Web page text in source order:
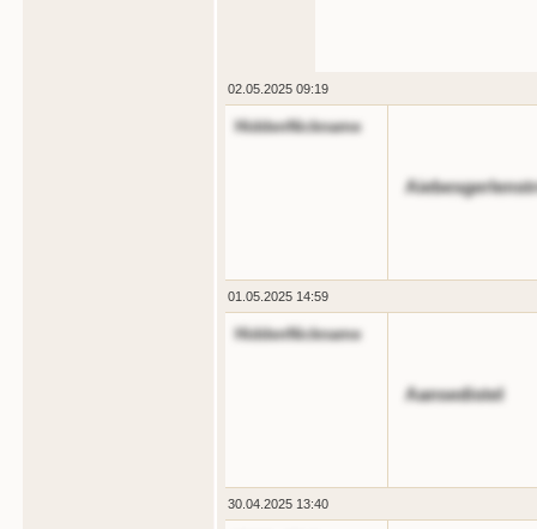
02.05.2025 09:19
HiddenNickname
01.05.2025 14:59
HiddenNickname
Aansedistel
30.04.2025 13:40